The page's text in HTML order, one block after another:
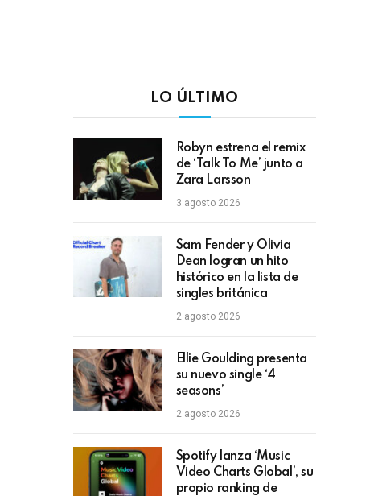
LO ÚLTIMO
Robyn estrena el remix
de ‘Talk To Me’ junto a
Zara Larsson
3 agosto 2026
Sam Fender y Olivia
Dean logran un hito
histórico en la lista de
singles británica
2 agosto 2026
Ellie Goulding presenta
su nuevo single ‘4
seasons’
2 agosto 2026
Spotify lanza ‘Music
Video Charts Global’, su
propio ranking de